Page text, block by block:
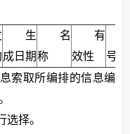
生
成日期
名
称
有
效性
号
索取所编排的信息编
择。